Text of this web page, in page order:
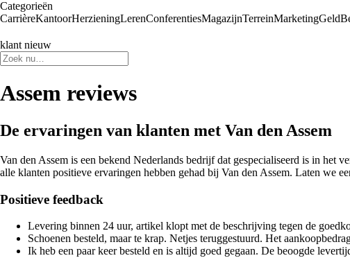
Categorieën
CarrièreKantoorHerzieningLerenConferentiesMagazijnTerreinMarketingGeld
klant nieuw
Assem reviews
De ervaringen van klanten met Van den Assem
Van den Assem is een bekend Nederlands bedrijf dat gespecialiseerd is in het
alle klanten positieve ervaringen hebben gehad bij Van den Assem. Laten we
Positieve feedback
Levering binnen 24 uur, artikel klopt met de beschrijving tegen de
Schoenen besteld, maar te krap. Netjes teruggestuurd. Het
Ik heb een paar keer besteld en is altijd goed gegaan. De beoogde